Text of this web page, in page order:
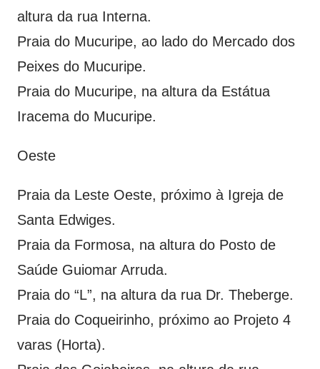
altura da rua Interna.
Praia do Mucuripe, ao lado do Mercado dos
Peixes do Mucuripe.
Praia do Mucuripe, na altura da Estátua
Iracema do Mucuripe.
Oeste
Praia da Leste Oeste, próximo à Igreja de
Santa Edwiges.
Praia da Formosa, na altura do Posto de
Saúde Guiomar Arruda.
Praia do “L”, na altura da rua Dr. Theberge.
Praia do Coqueirinho, próximo ao Projeto 4
varas (Horta).